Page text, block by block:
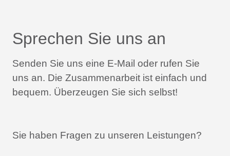
Sprechen Sie uns an
Senden Sie uns eine E-Mail oder rufen Sie
uns an. Die Zusammenarbeit ist einfach und
bequem. Überzeugen Sie sich selbst!
Sie haben Fragen zu unseren Leistungen?